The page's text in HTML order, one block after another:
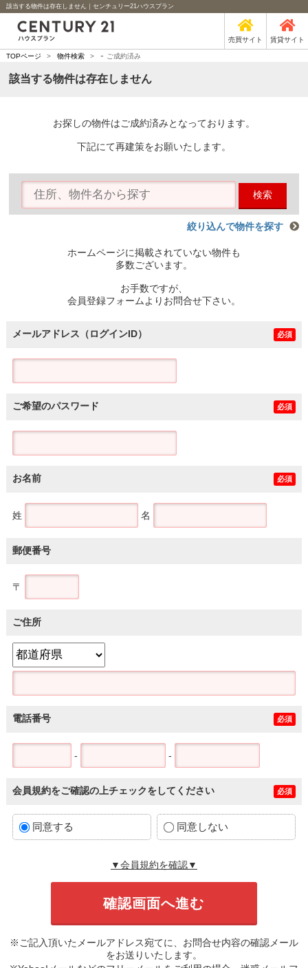
該当する物件は存在しません｜センチュリー21ハウスプラン
売買サイト 賃貸サイト
TOPページ > 物件検索 > - ご成約済み
該当する物件は存在しません
お探しの物件はご成約済みとなっております。
下記にて再建策をお願いたします。
検索
絞り込んで物件を探す
ホームページに掲載されていない物件も
多数ございます。
お手数ですが、
会員登録フォームよりお問合せ下さい。
メールアドレス（ログインID） 必須
ご希望のパスワード 必須
お名前 必須
姓 名
郵便番号
〒
ご住所
電話番号 必須
- -
会員規約をご確認の上チェックをしてください 必須
同意する 同意しない
▼会員規約を確認▼
※ご記入頂いたメールアドレス宛てに、お問合せ内容の確認メール
をお送りいたします。